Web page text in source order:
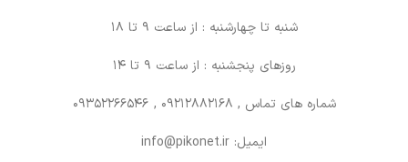
شنبه تا چهارشنبه : از ساعت 9 تا 18
روزهای پنجشنبه : از ساعت 9 تا 14
شماره های تماس , 09212882168 , 09352266546
ایمیل: info@pikonet.ir